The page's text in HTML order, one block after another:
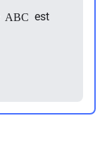
ABC est